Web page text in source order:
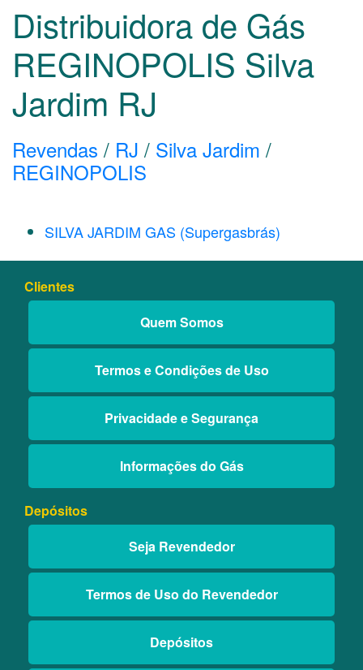
Distribuidora de Gás
REGINOPOLIS Silva
Jardim RJ
Revendas / RJ / Silva Jardim /
REGINOPOLIS
SILVA JARDIM GAS (Supergasbrás)
Clientes
Quem Somos
Termos e Condições de Uso
Privacidade e Segurança
Informações do Gás
Depósitos
Seja Revendedor
Termos de Uso do Revendedor
Depósitos